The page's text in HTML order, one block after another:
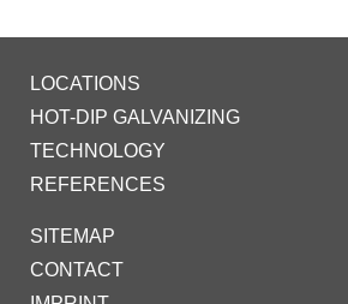
LOCATIONS
HOT-DIP GALVANIZING
TECHNOLOGY
REFERENCES
SITEMAP
CONTACT